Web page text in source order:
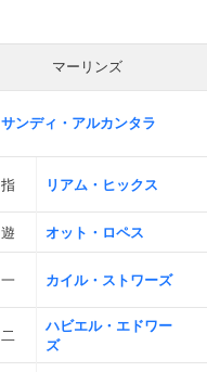
マーリンズ
サンディ・アルカンタラ
指 リアム・ヒックス
遊 オット・ロペス
一 カイル・ストワーズ
二
ハビエル・エドワー
ズ